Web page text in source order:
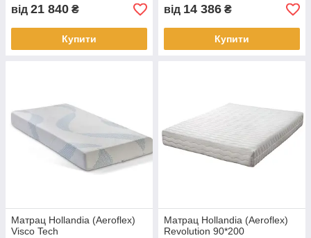
від 21 840 ₴
Купити
від 14 386 ₴
Купити
Матрац Hollandia (Aeroflex)
Visco Tech
Матрац Hollandia (Aeroflex)
Revolution 90*200